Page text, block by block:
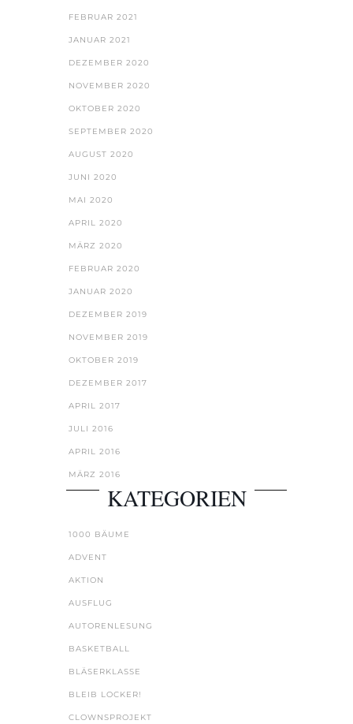
FEBRUAR 2021
JANUAR 2021
DEZEMBER 2020
NOVEMBER 2020
OKTOBER 2020
SEPTEMBER 2020
AUGUST 2020
JUNI 2020
MAI 2020
APRIL 2020
MÄRZ 2020
FEBRUAR 2020
JANUAR 2020
DEZEMBER 2019
NOVEMBER 2019
OKTOBER 2019
DEZEMBER 2017
APRIL 2017
JULI 2016
APRIL 2016
MÄRZ 2016
KATEGORIEN
1000 BÄUME
ADVENT
AKTION
AUSFLUG
AUTORENLESUNG
BASKETBALL
BLÄSERKLASSE
BLEIB LOCKER!
CLOWNSPROJEKT